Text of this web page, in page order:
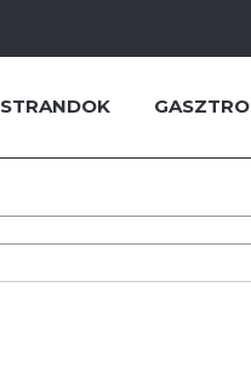
STRANDOK GASZTRO